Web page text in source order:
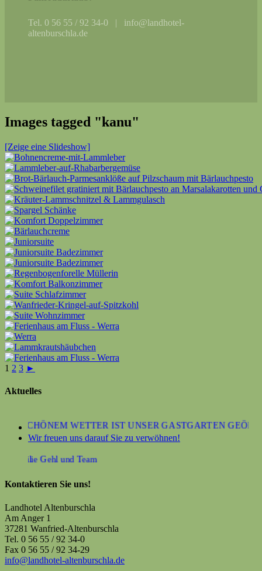
Tel. 0 56 55 / 92 34-0 | info@landhotel-
altenburschla.de
Images tagged "kanu"
[Zeige eine Slideshow]
1 2 3 ►
Aktuelles
SCHÖNEM WETTER IST UNSER GASTGARTEN
Wir freuen uns darauf Sie zu verwöhnen!
Familie Gehl und Team
Kontaktieren Sie uns!
Landhotel Altenburschla
Am Anger 1
37281 Wanfried-Altenburschla
Tel. 0 56 55 / 92 34-0
Fax 0 56 55 / 92 34-29
info@landhotel-altenburschla.de